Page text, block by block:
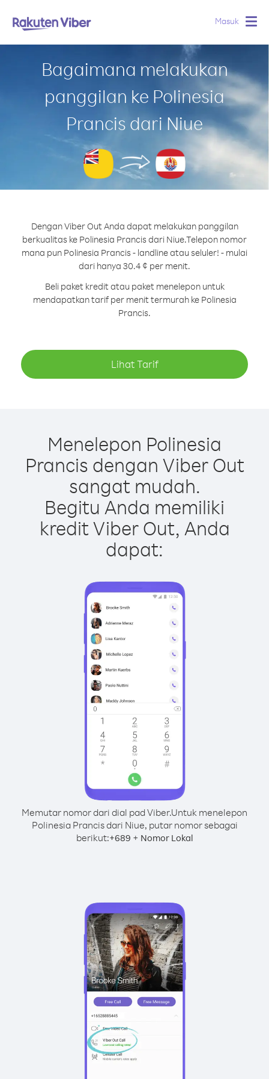
Masuk
Bagaimana melakukan
panggilan ke Polinesia
Prancis dari Niue
Dengan Viber Out Anda dapat melakukan panggilan
berkualitas ke Polinesia Prancis dari Niue.Telepon nomor
mana pun Polinesia Prancis - landline atau seluler! - mulai
dari hanya 30.4 ¢ per menit.
Beli paket kredit atau paket menelepon untuk
mendapatkan tarif per menit termurah ke Polinesia
Prancis.
Lihat Tarif
Menelepon Polinesia
Prancis dengan Viber Out
sangat mudah.
Begitu Anda memiliki
kredit Viber Out, Anda
dapat:
Memutar nomor dari dial pad Viber.Untuk menelepon
Polinesia Prancis dari Niue, putar nomor sebagai
berikut:+689 + Nomor Lokal